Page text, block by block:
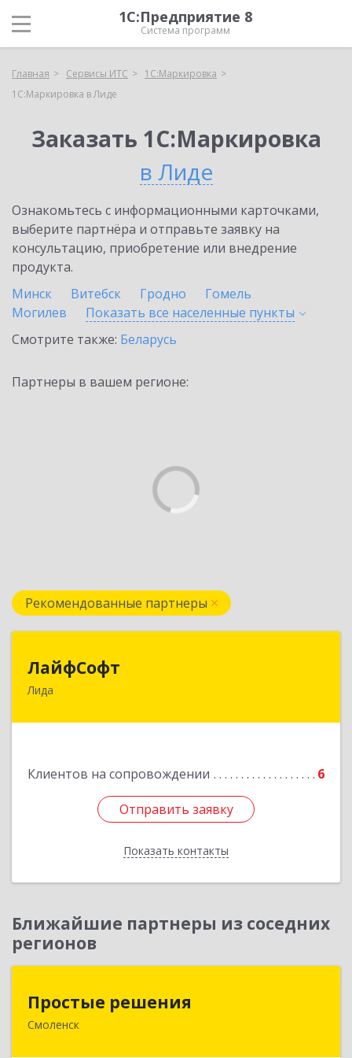
1С:Предприятие 8
Система программ
Главная Сервисы ИТС
1С:Маркировка
1С:Маркировка в Лиде
Заказать 1С:Маркировка
в Лиде
Ознакомьтесь с информационными карточками,
выберите партнёра и отправьте заявку на
консультацию, приобретение или внедрение
продукта.
Минск
Витебск Гродно
Гомель
Могилев
Показать все населенные пункты
Смотрите также: Беларусь
Партнеры в вашем регионе:
Рекомендованные партнеры
ЛайфСофт
Лида
Клиентов на сопровождении 6
Отправить заявку
Показать контакты
Отправить заявку
Назад
Ближайшие партнеры из соседних
регионов
Простые решения
Смоленск
214015, Смоленская обл, Смоленск г, Большая